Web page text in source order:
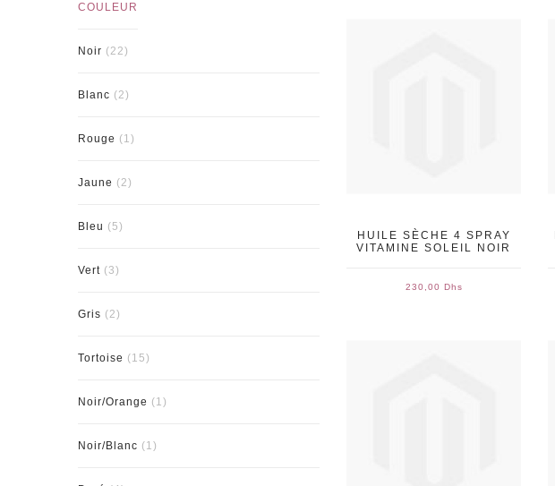
HUILE SÈCHE 4 SPRAY
VITAMINE SOLEIL NOIR
230,00 Dhs
COULEUR
Noir (22)
Blanc (2)
Rouge (1)
Jaune (2)
Bleu (5)
Vert (3)
Gris (2)
Tortoise (15)
Noir/Orange (1)
Noir/Blanc (1)